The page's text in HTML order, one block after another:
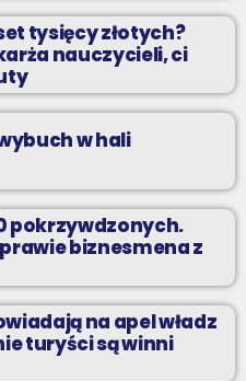
tysięcy złotych?
nauczycieli, ci
w hali
pokrzywdzonych.
biznesmena z
na apel władz
turyści są winni